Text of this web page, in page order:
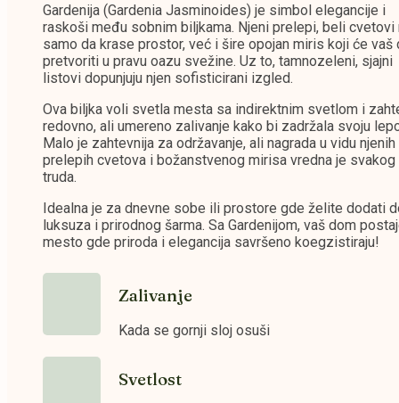
Gardenija (Gardenia Jasminoides) je simbol elegancije i
raskoši među sobnim biljkama. Njeni prelepi, beli cvetovi
samo da krase prostor, već i šire opojan miris koji će vaš
pretvoriti u pravu oazu svežine. Uz to, tamnozeleni, sjajni
listovi dopunjuju njen sofisticirani izgled.
Ova biljka voli svetla mesta sa indirektnim svetlom i
redovno, ali umereno zalivanje kako bi zadržala svoju
Malo je zahtevnija za održavanje, ali nagrada u vidu njenih
prelepih cvetova i božanstvenog mirisa vredna je svakog
truda.
Idealna je za dnevne sobe ili prostore gde želite dodati
luksuza i prirodnog šarma. Sa Gardenijom, vaš dom
mesto gde priroda i elegancija savršeno koegzistiraju!
Zalivanje
Kada se gornji sloj osuši
Svetlost